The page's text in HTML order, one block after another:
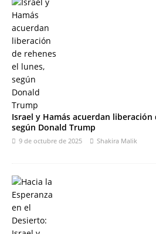
Israel y Hamás acuerdan liberación
según Donald Trump
9 de octubre de 2025 Shakira Malik